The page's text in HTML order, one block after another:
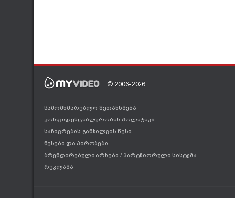
© 2006-2026
სამომხმარებლო შეთანხმება
კონფიდენციალურობის პოლიტიკა
საჩივრების განხილვის წესი
წესები და პირობები
ბრენდირებული არხები / პარტნიორული სისტემა
რეკლამა